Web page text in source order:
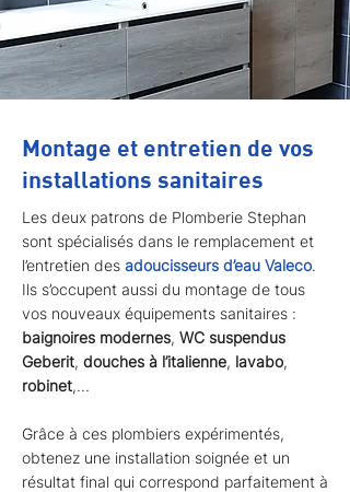
Montage et entretien de vos
installations sanitaires
Les deux patrons de Plomberie Stephan
sont spécialisés dans le remplacement et
l’entretien des adoucisseurs d’eau Valeco.
Ils s’occupent aussi du montage de tous
vos nouveaux équipements sanitaires :
baignoires modernes, WC suspendus
Geberit, douches à l’italienne, lavabo,
robinet,...
Grâce à ces plombiers expérimentés,
obtenez une installation soignée et un
résultat final qui correspond parfaitement à